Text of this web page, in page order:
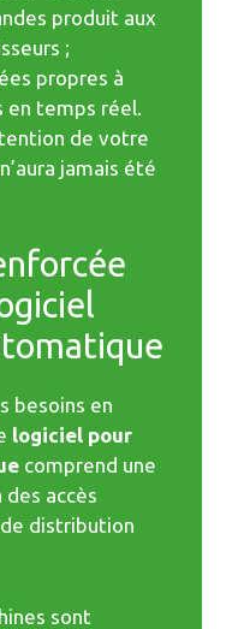
produit aux
;
propres à
en temps réel.
de votre
jamais été
besoins en
logiciel pour
comprend une
accès
distribution
sont